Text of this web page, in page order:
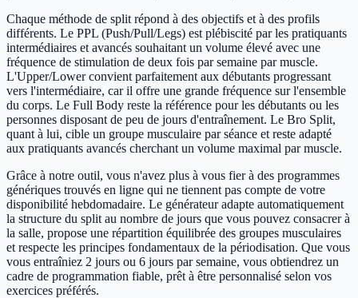
Chaque méthode de split répond à des objectifs et à des profils
différents. Le PPL (Push/Pull/Legs) est plébiscité par les pratiquants
intermédiaires et avancés souhaitant un volume élevé avec une
fréquence de stimulation de deux fois par semaine par muscle.
L'Upper/Lower convient parfaitement aux débutants progressant
vers l'intermédiaire, car il offre une grande fréquence sur l'ensemble
du corps. Le Full Body reste la référence pour les débutants ou les
personnes disposant de peu de jours d'entraînement. Le Bro Split,
quant à lui, cible un groupe musculaire par séance et reste adapté
aux pratiquants avancés cherchant un volume maximal par muscle.
Grâce à notre outil, vous n'avez plus à vous fier à des programmes
génériques trouvés en ligne qui ne tiennent pas compte de votre
disponibilité hebdomadaire. Le générateur adapte automatiquement
la structure du split au nombre de jours que vous pouvez consacrer à
la salle, propose une répartition équilibrée des groupes musculaires
et respecte les principes fondamentaux de la périodisation. Que vous
vous entraîniez 2 jours ou 6 jours par semaine, vous obtiendrez un
cadre de programmation fiable, prêt à être personnalisé selon vos
exercices préférés.